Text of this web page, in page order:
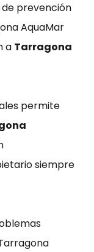
prevención
AquaMar
a Tarragona
permite
siempre